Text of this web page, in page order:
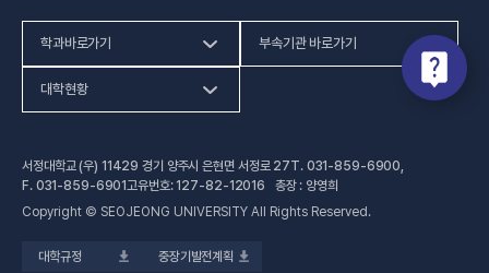
학과바로가기
인문사회계열
공학계열
전문기술석사
부속기관 바로가기
건강증진센터(새 창 열림)
교육혁신지원센터(새 창 열림)
대학현황
대학정보공시(새 창 열림)
업무추진비 사용내역
법정위원회 회의록
대학규정 중장기발전계획
서정대학교 (우) 11429 경기 양주시 은현면 서정로 27T. 031-859-6900
F. 031-859-6901고유번호: 127-82-12016 총장 : 양영희
Copyright © SEOJEONG UNIVERSITY All Rights Reserved.